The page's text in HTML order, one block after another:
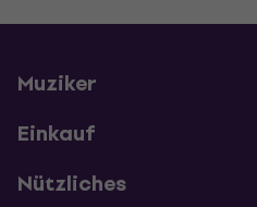
Muziker
Einkauf
Nützliches